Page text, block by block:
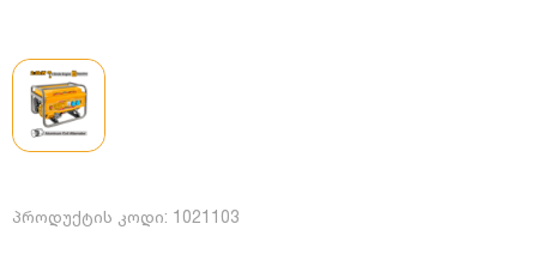
პროდუქტის კოდი: 1021103